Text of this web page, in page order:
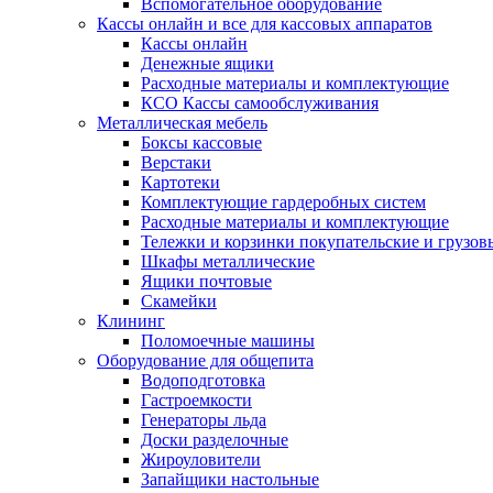
Вспомогательное оборудование
Кассы онлайн и все для кассовых аппаратов
Кассы онлайн
Денежные ящики
Расходные материалы и комплектующие
КСО Кассы самообслуживания
Металлическая мебель
Боксы кассовые
Верстаки
Картотеки
Комплектующие гардеробных систем
Расходные материалы и комплектующие
Тележки и корзинки покупательские и
Шкафы металлические
Ящики почтовые
Скамейки
Клининг
Поломоечные машины
Оборудование для общепита
Водоподготовка
Гастроемкости
Генераторы льда
Доски разделочные
Жироуловители
Запайщики настольные